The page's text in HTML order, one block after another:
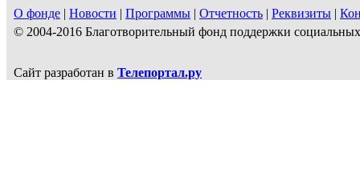
О фонде | Новости | Программы | Отчетность | Реквизиты |
© 2004-2016 Благотворительный фонд поддержки
Сайт разработан в Телепортал.ру